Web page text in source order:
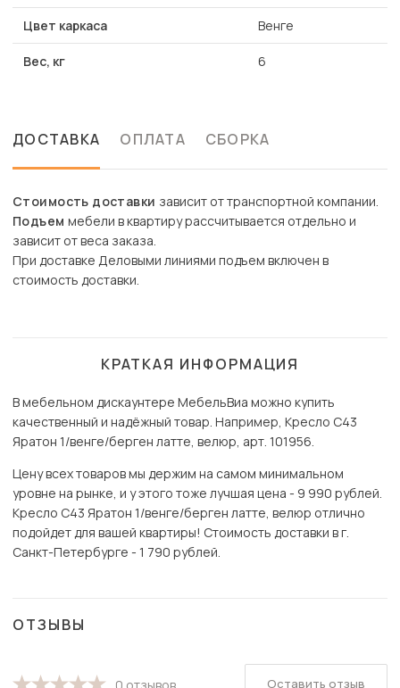
Цвет каркаса Венге
Вес, кг 6
ДОСТАВКА ОПЛАТА СБОРКА
Стоимость доставки зависит от транспортной компании.
Подъем мебели в квартиру рассчитывается отдельно и
зависит от веса заказа.
При доставке Деловыми линиями подъем включен в
стоимость доставки.
КРАТКАЯ ИНФОРМАЦИЯ
В мебельном дискаунтере МебельВиа можно купить
качественный и надёжный товар. Например, Кресло С43
Яратон 1/венге/берген латте, велюр, арт. 101956.
Цену всех товаров мы держим на самом минимальном
уровне на рынке, и у этого тоже лучшая цена - 9 990 рублей.
Кресло С43 Яратон 1/венге/берген латте, велюр отлично
подойдет для вашей квартиры! Стоимость доставки в г.
Санкт-Петербурге - 1 790 рублей.
ОТЗЫВЫ
0 отзывов Оставить отзыв